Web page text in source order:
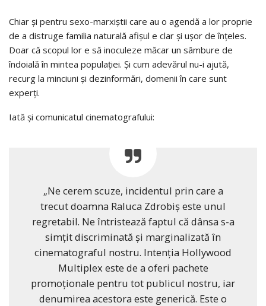
Chiar și pentru sexo-marxiștii care au o agendă a lor proprie
de a distruge familia naturală afișul e clar și ușor de înțeles.
Doar că scopul lor e să inoculeze măcar un sâmbure de
îndoială în mintea populației. Și cum adevărul nu-i ajută,
recurg la minciuni și dezinformări, domenii în care sunt
experți.
Iată și comunicatul cinematografului:
„Ne cerem scuze, incidentul prin care a
trecut doamna Raluca Zdrobiș este unul
regretabil. Ne întristează faptul că dânsa s-a
simțit discriminată și marginalizată în
cinematograful nostru. Intenția Hollywood
Multiplex este de a oferi pachete
promoționale pentru tot publicul nostru, iar
denumirea acestora este generică. Este o